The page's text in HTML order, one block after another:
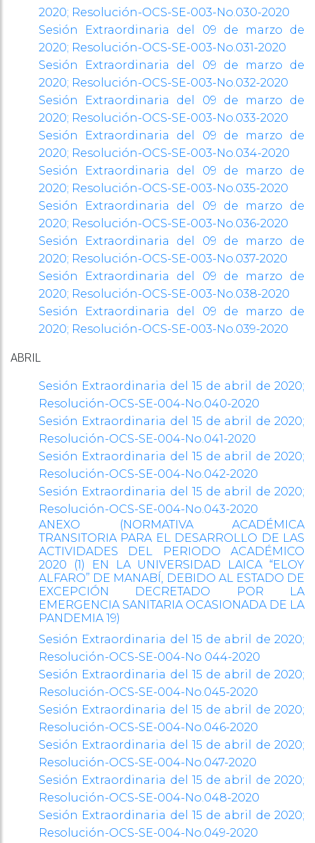
2020; Resolución-OCS-SE-003-No.030-2020
Sesión Extraordinaria del 09 de marzo de
2020; Resolución-OCS-SE-003-No.031-2020
Sesión Extraordinaria del 09 de marzo de
2020; Resolución-OCS-SE-003-No.032-2020
Sesión Extraordinaria del 09 de marzo de
2020; Resolución-OCS-SE-003-No.033-2020
Sesión Extraordinaria del 09 de marzo de
2020; Resolución-OCS-SE-003-No.034-2020
Sesión Extraordinaria del 09 de marzo de
2020; Resolución-OCS-SE-003-No.035-2020
Sesión Extraordinaria del 09 de marzo de
2020; Resolución-OCS-SE-003-No.036-2020
Sesión Extraordinaria del 09 de marzo de
2020; Resolución-OCS-SE-003-No.037-2020
Sesión Extraordinaria del 09 de marzo de
2020; Resolución-OCS-SE-003-No.038-2020
Sesión Extraordinaria del 09 de marzo de
2020; Resolución-OCS-SE-003-No.039-2020
ABRIL
Sesión Extraordinaria del 15 de abril de 2020;
Resolución-OCS-SE-004-No.040-2020
Sesión Extraordinaria del 15 de abril de 2020;
Resolución-OCS-SE-004-No.041-2020
Sesión Extraordinaria del 15 de abril de 2020;
Resolución-OCS-SE-004-No.042-2020
Sesión Extraordinaria del 15 de abril de 2020;
Resolución-OCS-SE-004-No.043-2020
ANEXO (NORMATIVA ACADÉMICA
TRANSITORIA PARA EL DESARROLLO DE LAS
ACTIVIDADES DEL PERIODO ACADÉMICO
2020 (1) EN LA UNIVERSIDAD LAICA “ELOY
ALFARO” DE MANABÍ, DEBIDO AL ESTADO DE
EXCEPCIÓN DECRETADO POR LA
EMERGENCIA SANITARIA OCASIONADA DE LA
PANDEMIA 19)
Sesión Extraordinaria del 15 de abril de 2020;
Resolución-OCS-SE-004-No 044-2020
Sesión Extraordinaria del 15 de abril de 2020;
Resolución-OCS-SE-004-No.045-2020
Sesión Extraordinaria del 15 de abril de 2020;
Resolución-OCS-SE-004-No.046-2020
Sesión Extraordinaria del 15 de abril de 2020;
Resolución-OCS-SE-004-No.047-2020
Sesión Extraordinaria del 15 de abril de 2020;
Resolución-OCS-SE-004-No.048-2020
Sesión Extraordinaria del 15 de abril de 2020;
Resolución-OCS-SE-004-No.049-2020